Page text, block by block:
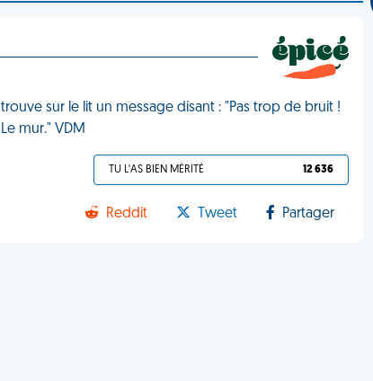
sur le lit un message disant : "Pas trop de bruit !
mur." VDM
TU L'AS BIEN MÉRITÉ 12 636
Reddit Tweet Partager